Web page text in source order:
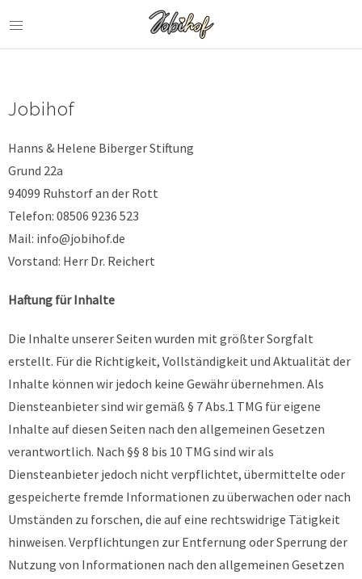
Jobihof
Hanns & Helene Biberger Stiftung
Grund 22a
94099 Ruhstorf an der Rott
Telefon: 08506 9236 523
Mail: info@jobihof.de
Vorstand: Herr Dr. Reichert
Haftung für Inhalte
Die Inhalte unserer Seiten wurden mit größter Sorgfalt
erstellt. Für die Richtigkeit, Vollständigkeit und Aktualität der
Inhalte können wir jedoch keine Gewähr übernehmen. Als
Diensteanbieter sind wir gemäß § 7 Abs.1 TMG für eigene
Inhalte auf diesen Seiten nach den allgemeinen Gesetzen
verantwortlich. Nach §§ 8 bis 10 TMG sind wir als
Diensteanbieter jedoch nicht verpflichtet, übermittelte oder
gespeicherte fremde Informationen zu überwachen oder nach
Umständen zu forschen, die auf eine rechtswidrige Tätigkeit
hinweisen. Verpflichtungen zur Entfernung oder Sperrung der
Nutzung von Informationen nach den allgemeinen Gesetzen